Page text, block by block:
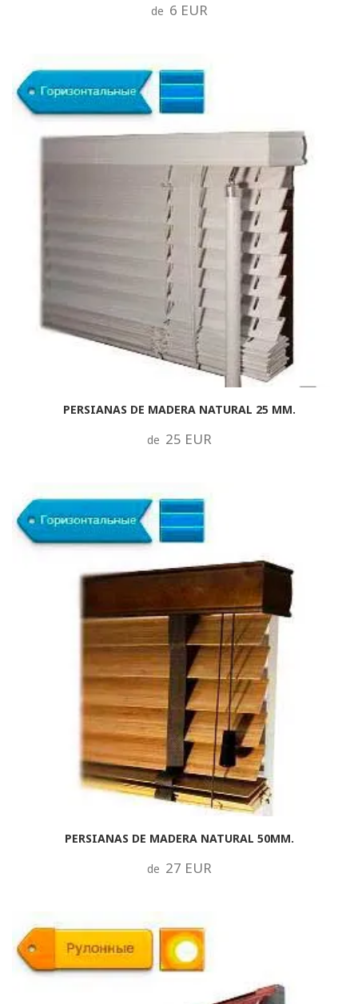
de 6 EUR
PERSIANAS DE MADERA NATURAL 25 MM.
de 25 EUR
PERSIANAS DE MADERA NATURAL 50MM.
de 27 EUR